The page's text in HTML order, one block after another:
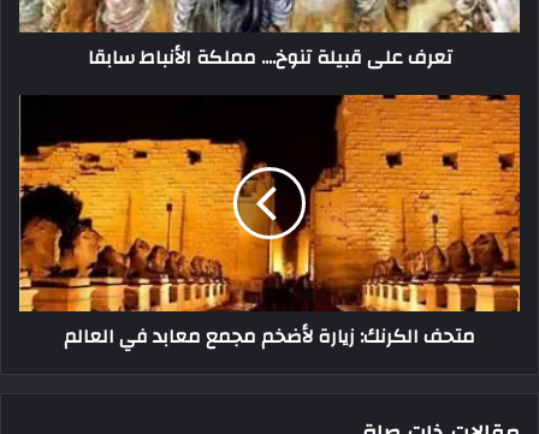
تعرف على قبيلة تنوخ.... مملكة الأنباط سابقا
متحف الكرنك: زيارة لأضخم مجمع معابد في العالم